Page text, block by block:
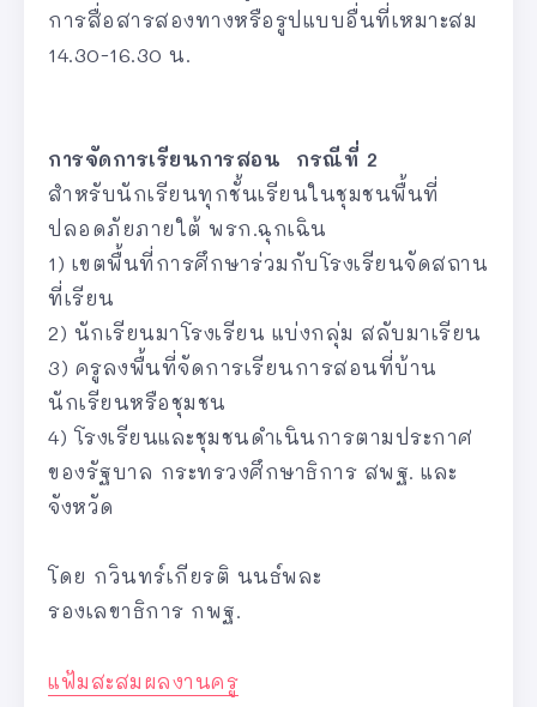
การสื่อสารสองทางหรือรูปแบบอื่นที่เหมาะสม
14.30-16.30 น.
การจัดการเรียนการสอน กรณีที่ 2
สำหรับนักเรียนทุกชั้นเรียนในชุมชนพื้นที่
ปลอดภัยภายใต้ พรก.ฉุกเฉิน
1) เขตพื้นที่การศึกษาร่วมกับโรงเรียนจัดสถาน
ที่เรียน
2) นักเรียนมาโรงเรียน แบ่งกลุ่ม สลับมาเรียน
3) ครูลงพื้นที่จัดการเรียนการสอนที่บ้าน
นักเรียนหรือชุมชน
4) โรงเรียนและชุมชนดำเนินการตามประกาศ
ของรัฐบาล กระทรวงศึกษาธิการ สพฐ. และ
จังหวัด
โดย กวินทร์เกียรติ นนธ์พละ
รองเลขาธิการ กพฐ.
แฟ้มสะสมผลงานครู